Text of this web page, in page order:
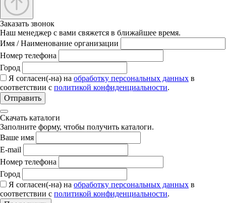
Заказать звонок
Наш менеджер с вами свяжется в ближайшее время.
Имя / Наименование организации
Номер телефона
Город
Я согласен(-на) на обработку персональных данных в
соответствии с политикой конфиденциальности.
Отправить
Скачать каталоги
Заполните форму, чтобы получить каталоги.
Ваше имя
E-mail
Номер телефона
Город
Я согласен(-на) на обработку персональных данных в
соответствии с политикой конфиденциальности.